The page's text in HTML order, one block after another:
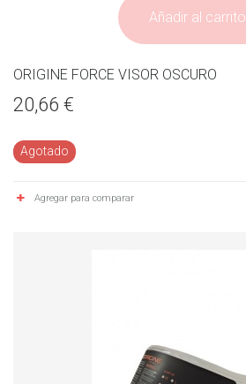
Añadir al carrito
ORIGINE FORCE VISOR OSCURO
20,66 €
Agotado
Agregar para comparar